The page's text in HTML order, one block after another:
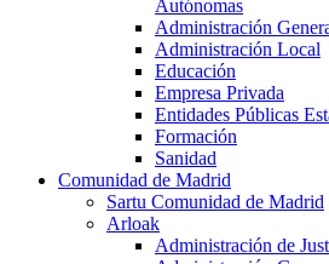
Autónomas
Administración
Administración Local
Educación
Empresa Privada
Entidades Públicas
Formación
Sanidad
Comunidad de Madrid
Sartu Comunidad de Madrid
Arloak
Administración de